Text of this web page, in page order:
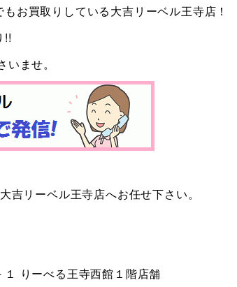
お買取りしている大吉リーベル王寺店！
!!
ませ。
リーベル王寺店へお任せ下さい。
りーべる王寺西館１階店舗